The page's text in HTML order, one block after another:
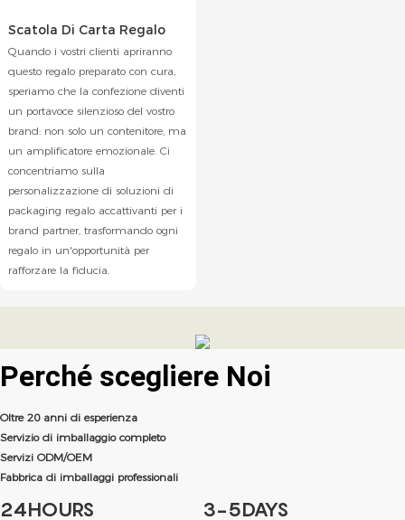
Scatola Di Carta Regalo
Quando i vostri clienti apriranno
questo regalo preparato con cura,
speriamo che la confezione diventi
un portavoce silenzioso del vostro
brand: non solo un contenitore, ma
un amplificatore emozionale. Ci
concentriamo sulla
personalizzazione di soluzioni di
packaging regalo accattivanti per i
brand partner, trasformando ogni
regalo in un'opportunità per
rafforzare la fiducia.
Perché scegliere Noi
Oltre 20 anni di esperienza
Servizio di imballaggio completo
Servizi ODM/OEM
Fabbrica di imballaggi professionali
24HOURS 3-5DAYS